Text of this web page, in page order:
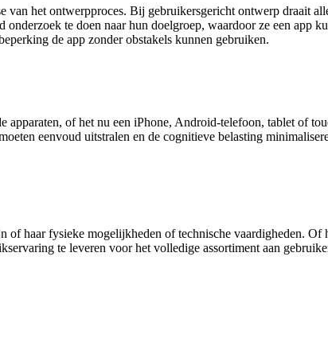
van het ontwerpproces. Bij gebruikersgericht ontwerp draait
te doen naar hun doelgroep, waardoor ze een app
de app zonder obstakels kunnen gebruiken.
of het nu een iPhone, Android-telefoon, tablet of
eenvoud uitstralen en de cognitieve belasting
haar fysieke mogelijkheden of technische vaardigheden. Of
te leveren voor het volledige assortiment aan